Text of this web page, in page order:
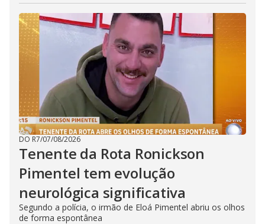
DO R7/07/08/2026
Tenente da Rota Ronickson
Pimentel tem evolução
neurológica significativa
Segundo a polícia, o irmão de Eloá Pimentel abriu os olhos
de forma espontânea